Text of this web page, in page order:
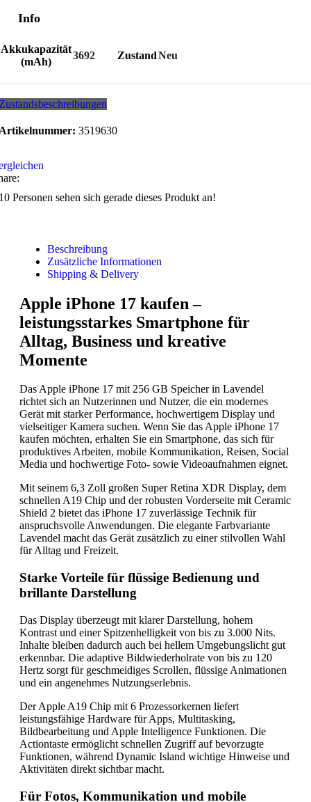
Info
Akkukapazität
(mAh)
3692 ZustandNeu
3519630
Personen sehen sich gerade dieses Produkt an!
Beschreibung
Zusätzliche Informationen
Shipping & Delivery
Apple iPhone 17 kaufen –
leistungsstarkes Smartphone für
Alltag, Business und kreative
Momente
Das Apple iPhone 17 mit 256 GB Speicher in Lavendel
richtet sich an Nutzerinnen und Nutzer, die ein modernes
Gerät mit starker Performance, hochwertigem Display und
vielseitiger Kamera suchen. Wenn Sie das Apple iPhone 17
kaufen möchten, erhalten Sie ein Smartphone, das sich für
produktives Arbeiten, mobile Kommunikation, Reisen, Social
Media und hochwertige Foto- sowie Videoaufnahmen eignet.
Mit seinem 6,3 Zoll großen Super Retina XDR Display, dem
schnellen A19 Chip und der robusten Vorderseite mit Ceramic
Shield 2 bietet das iPhone 17 zuverlässige Technik für
anspruchsvolle Anwendungen. Die elegante Farbvariante
Lavendel macht das Gerät zusätzlich zu einer stilvollen Wahl
für Alltag und Freizeit.
Starke Vorteile für flüssige Bedienung und
brillante Darstellung
Das Display überzeugt mit klarer Darstellung, hohem
Kontrast und einer Spitzenhelligkeit von bis zu 3.000 Nits.
Inhalte bleiben dadurch auch bei hellem Umgebungslicht gut
erkennbar. Die adaptive Bildwiederholrate von bis zu 120
Hertz sorgt für geschmeidiges Scrollen, flüssige Animationen
und ein angenehmes Nutzungserlebnis.
Der Apple A19 Chip mit 6 Prozessorkernen liefert
leistungsfähige Hardware für Apps, Multitasking,
Bildbearbeitung und Apple Intelligence Funktionen. Die
Actiontaste ermöglicht schnellen Zugriff auf bevorzugte
Funktionen, während Dynamic Island wichtige Hinweise und
Aktivitäten direkt sichtbar macht.
Für Fotos, Kommunikation und mobile